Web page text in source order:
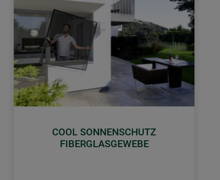
COOL SONNENSCHUTZ
FIBERGLASGEWEBE